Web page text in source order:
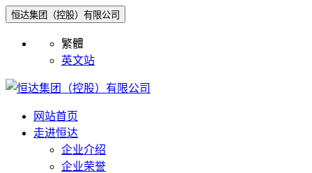
恒达集团（控股）有限公司
繁體
英文站
网站首页
走进恒达
企业介绍
企业荣誉